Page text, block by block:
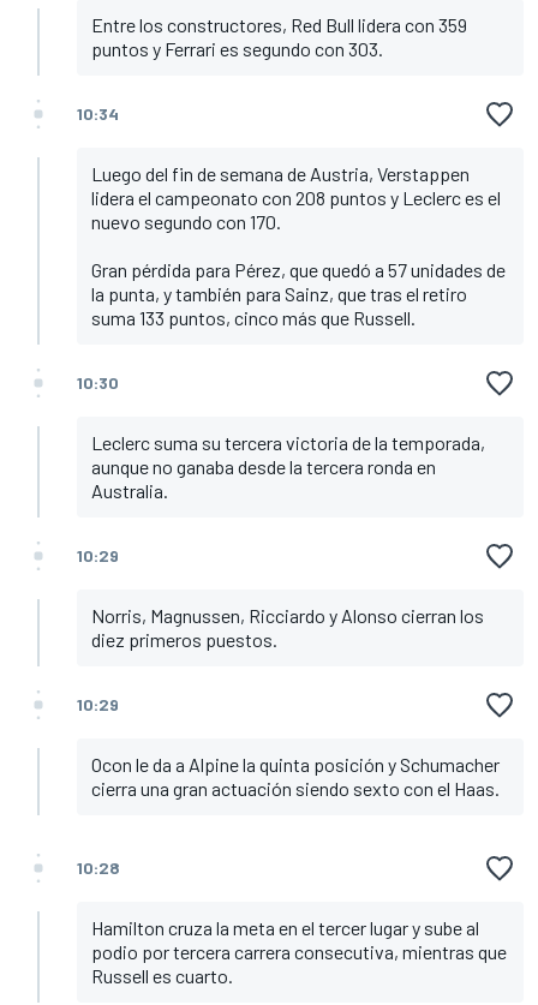
Entre los constructores, Red Bull lidera con 359
puntos y Ferrari es segundo con 303.
10:34
Luego del fin de semana de Austria, Verstappen
lidera el campeonato con 208 puntos y Leclerc es el
nuevo segundo con 170.
Gran pérdida para Pérez, que quedó a 57 unidades de
la punta, y también para Sainz, que tras el retiro
suma 133 puntos, cinco más que Russell.
10:30
Leclerc suma su tercera victoria de la temporada,
aunque no ganaba desde la tercera ronda en
Australia.
10:29
Norris, Magnussen, Ricciardo y Alonso cierran los
diez primeros puestos.
10:29
Ocon le da a Alpine la quinta posición y Schumacher
cierra una gran actuación siendo sexto con el Haas.
10:28
Hamilton cruza la meta en el tercer lugar y sube al
podio por tercera carrera consecutiva, mientras que
Russell es cuarto.